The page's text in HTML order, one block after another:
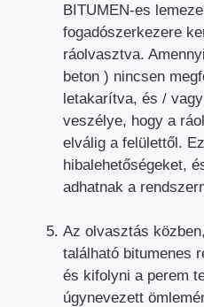
BITUMEN-es
fogadószerkezere
ráolvasztva.
beton ) nincsen
letakarítva, és /
veszélye, hogy a
elválig a felülettől.
hibalehetőségeket,
adhatnak a
Az olvasztás
található bitumenes
és kifolyni a perem
úgynevezett